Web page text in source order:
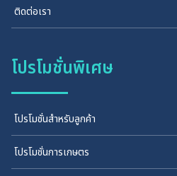
ติดต่อเรา
โปรโมชั่นพิเศษ
โปรโมชั่นสำหรับลูกค้า
โปรโมชั่นการเกษตร